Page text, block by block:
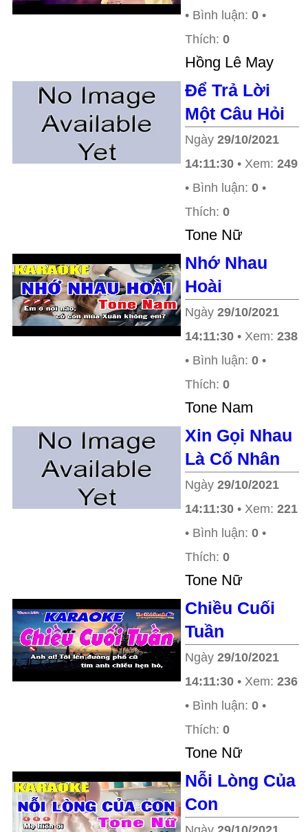
• Bình luận: 0 •
Thích: 0
Hồng Lê May
Để Trả Lời
Một Câu Hỏi
Ngày 29/10/2021
14:11:30 • Xem: 249
• Bình luận: 0 •
Thích: 0
Tone Nữ
Nhớ Nhau
Hoài
Ngày 29/10/2021
14:11:30 • Xem: 238
• Bình luận: 0 •
Thích: 0
Tone Nam
Xin Gọi Nhau
Là Cố Nhân
Ngày 29/10/2021
14:11:30 • Xem: 221
• Bình luận: 0 •
Thích: 0
Tone Nữ
Chiều Cuối
Tuần
Ngày 29/10/2021
14:11:30 • Xem: 236
• Bình luận: 0 •
Thích: 0
Tone Nữ
Nỗi Lòng Của
Con